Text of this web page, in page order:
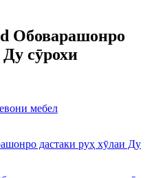
Обоварашонро
Ду сӯрохи
мебел